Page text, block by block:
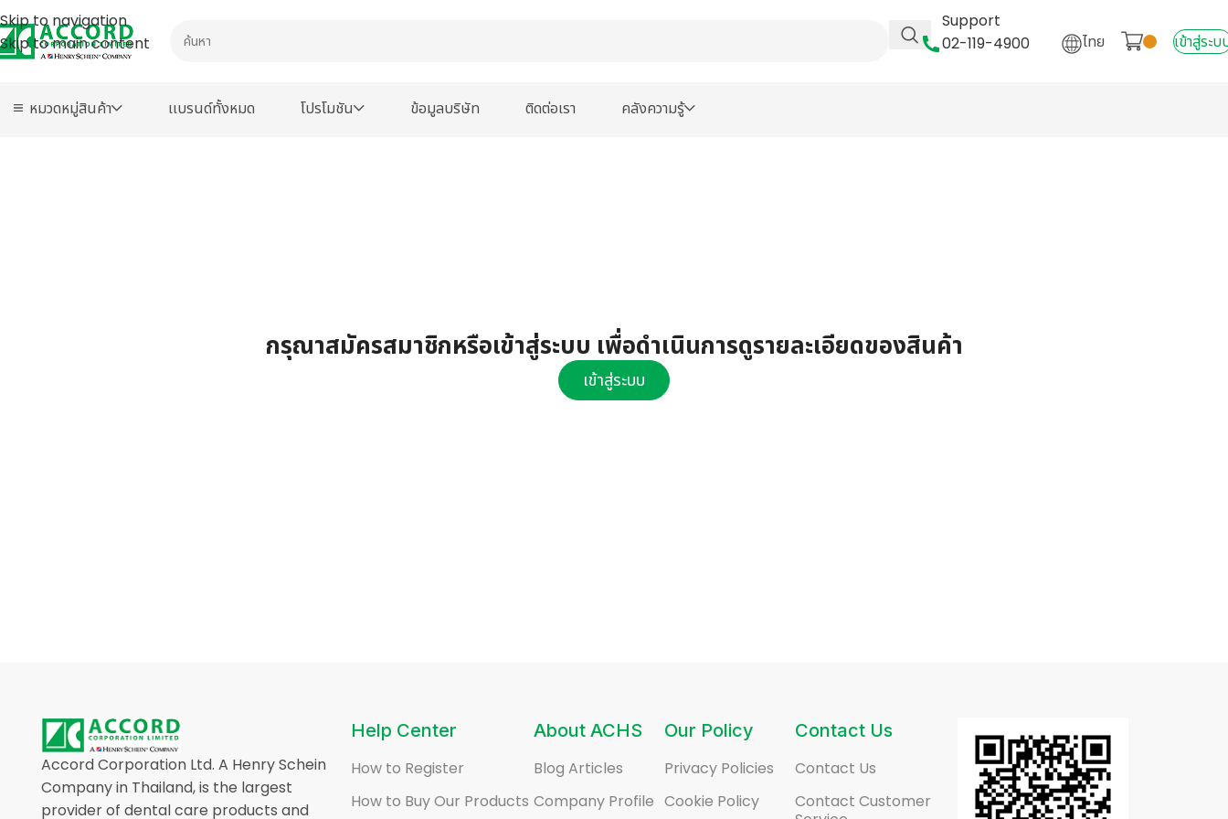
Skip to navigation
Skip to main content
Support
02-119-4900
ไทย เข้าสู่ระบ
หมวดหมู่สินค้า เเบรนด์ทั้งหมด โปรโมชัน ข้อมูลบริษัท ติดต่อเรา คลังความรู้
กรุณาสมัครสมาชิกหรือเข้าสู่ระบบ เพื่อดำเนินการดูรายละเอียดของสินค้า
เข้าสู่ระบบ
Accord Corporation Ltd. A Henry Schein
Company in Thailand, is the largest
provider of dental care products and
Help Center
How to Register
How to Buy Our Products
About ACHS
Blog Articles
Company Profile
Our Policy
Privacy Policies
Cookie Policy
Contact Us
Contact Us
Contact Customer